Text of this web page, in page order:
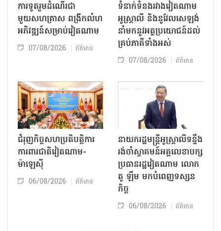
ការទូតរួមដំណើរជា
មួយសហគ្រាស ពង្រីកលំហ
អភិវឌ្ឍន៍សម្រាប់វៀតណាម
07/08/2026 ព័ត៌មាន
ទំនាក់ទំនងរវាងវៀតណាម
អូស្ត្រាលី និងនូវែលសេឡង់
នាំមកនូវអត្ថប្រយោជន៍ដល់
គ្រប់ភាគីទាំងអស់
07/08/2026 ព័ត៌មាន
ជំរុញកិច្ចសហប្រតិបត្តិការ
ការពារជាតិវៀតណាម-
ម៉ាឡេស៊ី
06/08/2026 ព័ត៌មាន
នាយករដ្ឋមន្ត្រីអូស្ត្រាលីទន្ទឹង
រង់ចាំស្វាគមន៍អគ្គលេខាបក្ស
ប្រធានរដ្ឋវៀតណាម លោក
តូ ឡឹម មកបំពេញទស្សន
កិច្ច
06/08/2026 ព័ត៌មាន